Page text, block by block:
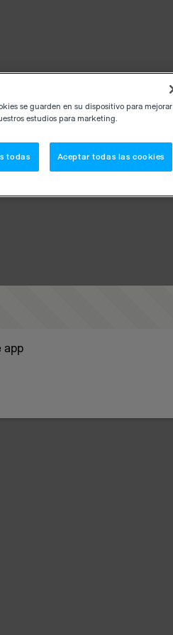
app
se guarden en su dispositivo para mejorar
estudios para marketing.
todas Aceptar todas las cookies